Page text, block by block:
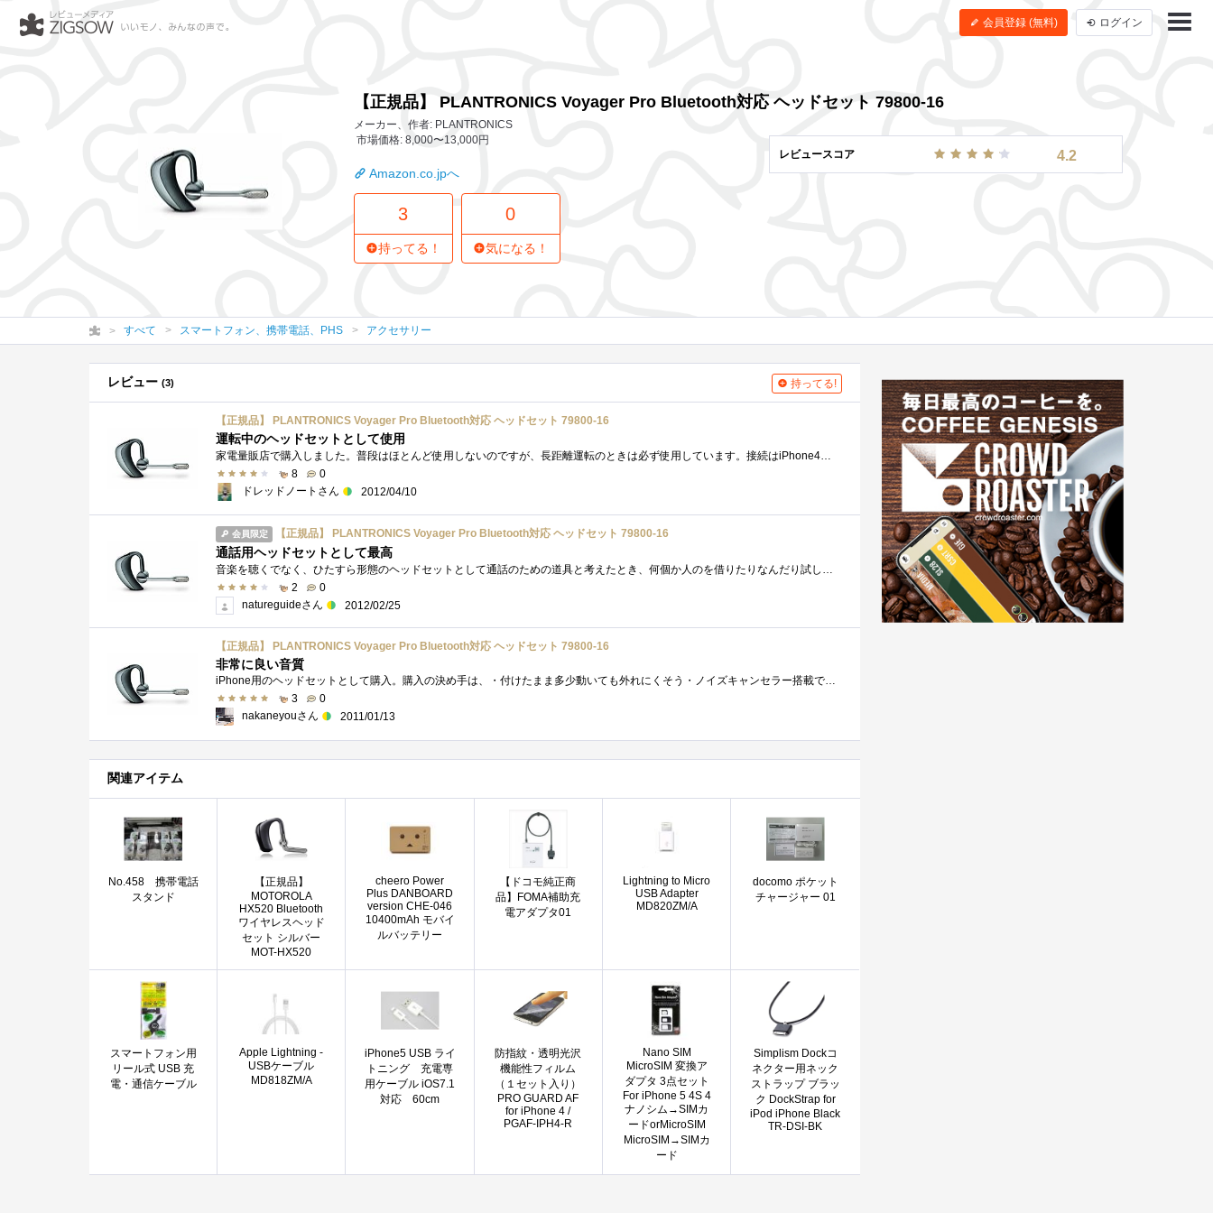
会員登録 (無料) ログイン
レビュースコア 4.2
【正規品】 PLANTRONICS Voyager Pro Bluetooth対応 ヘッドセット 79800-16
メーカー、作者: PLANTRONICS
市場価格: 8,000〜13,000円
Amazon.co.jpへ
3
持ってる！
0
気になる！
すべて スマートフォン、携帯電話、PHS アクセサリー
レビュー (3) 持ってる!
【正規品】 PLANTRONICS Voyager Pro Bluetooth対応 ヘッドセット 79800-16
運転中のヘッドセットとして使用
家電量販店で購入しました。普段はほとんど使用しないのですが、長距離運転のときは必ず使用しています。接続はiPhone4に接続しています。音質�...
8
0
ドレッドノートさん
2012/04/10
会員限定 【正規品】 PLANTRONICS Voyager Pro Bluetooth対応 ヘッドセット 79800-16
通話用ヘッドセットとして最高
音楽を聴くでなく、ひたすら形態のヘッドセットとして通話のための道具と考えたとき、何個か人のを借りたりなんだり試してみましたが結局こ�...
2
0
natureguideさん
2012/02/25
【正規品】 PLANTRONICS Voyager Pro Bluetooth対応 ヘッドセット 79800-16
非常に良い音質
iPhone用のヘッドセットとして購入。購入の決め手は、・付けたまま多少動いても外れにくそう・ノイズキャンセラー搭載でした。以前、1,000円程度...
3
0
nakaneyouさん
2011/01/13
関連アイテム
No.458 携帯電話
スタンド
【正規品】
MOTOROLA
HX520 Bluetooth
ワイヤレスヘッド
セット シルバー
MOT-HX520
cheero Power
Plus DANBOARD
version CHE-046
10400mAh モバイ
ルバッテリー
【ドコモ純正商
品】FOMA補助充
電アダプタ01
Lightning to Micro
USB Adapter
MD820ZM/A
docomo ポケット
チャージャー 01
スマートフォン用
リール式 USB 充
電・通信ケーブル
Apple Lightning -
USBケーブル
MD818ZM/A
iPhone5 USB ライ
トニング 充電専
用ケーブル iOS7.1
対応 60cm
防指紋・透明光沢
機能性フィルム
（１セット入り）
PRO GUARD AF
for iPhone 4 /
PGAF-IPH4-R
Nano SIM
MicroSIM 変換ア
ダプタ 3点セット
For iPhone 5 4S 4
ナノシム→SIMカ
ードorMicroSIM
MicroSIM→SIMカ
ード
Simplism Dockコ
ネクター用ネック
ストラップ ブラッ
ク DockStrap for
iPod iPhone Black
TR-DSI-BK